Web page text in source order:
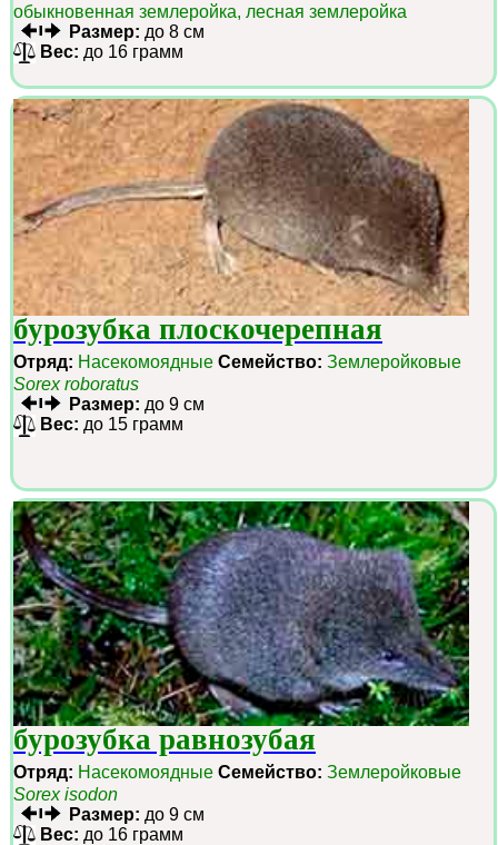
обыкновенная землеройка, лесная землеройка
Размер: до 8 см
Вес: до 16 грамм
бурозубка плоскочерепная
Отряд: Насекомоядные Семейство: Землеройковые
Sorex roboratus
Размер: до 9 см
Вес: до 15 грамм
бурозубка равнозубая
Отряд: Насекомоядные Семейство: Землеройковые
Sorex isodon
Размер: до 9 см
Вес: до 16 грамм